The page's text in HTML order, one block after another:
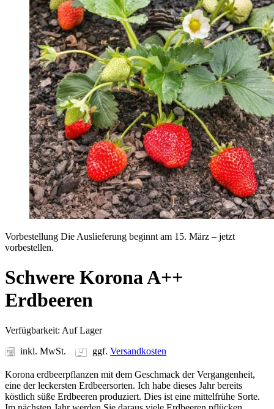
Vorbestellung Die Auslieferung beginnt am 15. März – jetzt
vorbestellen.
Schwere Korona A++
Erdbeeren
Verfügbarkeit: Auf Lager
inkl. MwSt. ggf. Versandkosten
Korona erdbeerpflanzen mit dem Geschmack der Vergangenheit,
eine der leckersten Erdbeersorten. Ich habe dieses Jahr bereits
köstlich süße Erdbeeren produziert. Dies ist eine mittelfrühe Sorte.